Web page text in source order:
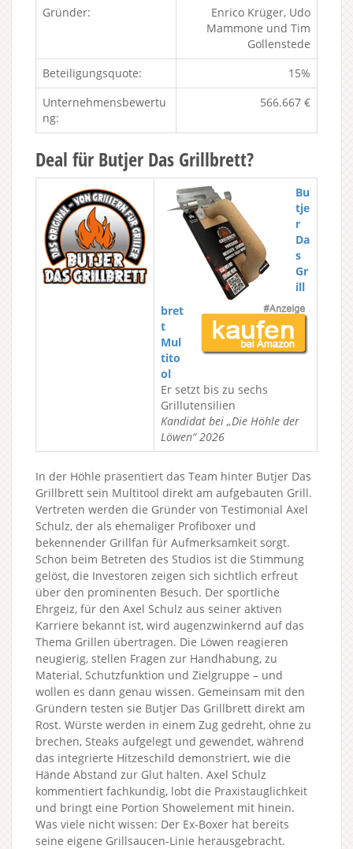
Gründer:
Enrico Krüger, Udo
Mammone und Tim
Gollenstede
Beteiligungsquote:
15%
Unternehmensbewertu
ng:
566.667 €
Deal für Butjer Das Grillbrett?
Bu
tje
r
Da
s
Gr
ill
bret
t
Mul
tito
ol
Er setzt bis zu sechs
Grillutensilien
Kandidat bei „Die Höhle der
Löwen“ 2026
In der Höhle präsentiert das Team hinter Butjer Das
Grillbrett sein Multitool direkt am aufgebauten Grill.
Vertreten werden die Gründer von Testimonial Axel
Schulz, der als ehemaliger Profiboxer und
bekennender Grillfan für Aufmerksamkeit sorgt.
Schon beim Betreten des Studios ist die Stimmung
gelöst, die Investoren zeigen sich sichtlich erfreut
über den prominenten Besuch. Der sportliche
Ehrgeiz, für den Axel Schulz aus seiner aktiven
Karriere bekannt ist, wird augenzwinkernd auf das
Thema Grillen übertragen. Die Löwen reagieren
neugierig, stellen Fragen zur Handhabung, zu
Material, Schutzfunktion und Zielgruppe – und
wollen es dann genau wissen. Gemeinsam mit den
Gründern testen sie Butjer Das Grillbrett direkt am
Rost. Würste werden in einem Zug gedreht, ohne zu
brechen, Steaks aufgelegt und gewendet, während
das integrierte Hitzeschild demonstriert, wie die
Hände Abstand zur Glut halten. Axel Schulz
kommentiert fachkundig, lobt die Praxistauglichkeit
und bringt eine Portion Showelement mit hinein.
Was viele nicht wissen: Der Ex-Boxer hat bereits
seine eigene Grillsaucen-Linie herausgebracht.